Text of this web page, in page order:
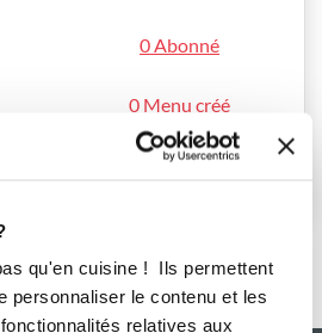
qu'en cuisine ! Ils permettent
personnaliser le contenu et les
relatives aux
0 Abonné
0 Menu créé